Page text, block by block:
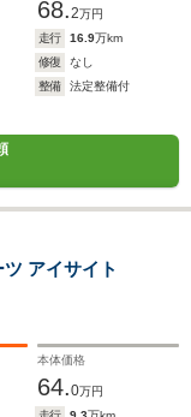
68.2万円
走行 16.9万km
修復
なし
整備
法定整備付
アイサイト
本体価格
64.0万円